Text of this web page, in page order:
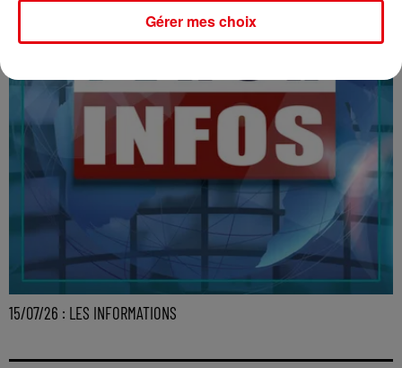
15/07/26 : LES INFORMATIONS
Gérer mes choix